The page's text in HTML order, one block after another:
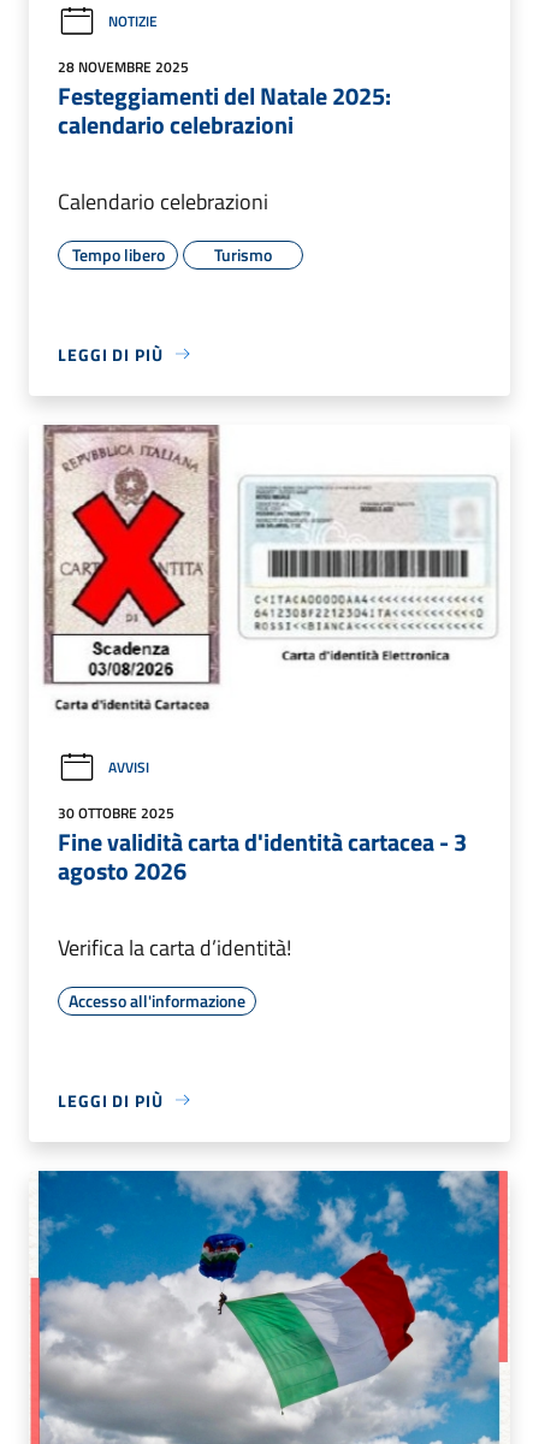
NOTIZIE
28 NOVEMBRE 2025
Festeggiamenti del Natale 2025:
calendario celebrazioni
Calendario celebrazioni
Tempo libero Turismo
LEGGI DI PIÙ
AVVISI
30 OTTOBRE 2025
Fine validità carta d'identità cartacea - 3
agosto 2026
Verifica la carta d’identità!
Accesso all'informazione
LEGGI DI PIÙ